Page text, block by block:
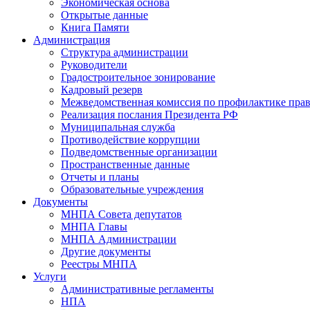
Экономическая основа
Открытые данные
Книга Памяти
Администрация
Структура администрации
Руководители
Градостроительное зонирование
Кадровый резерв
Межведомственная комиссия по профилактике
Реализация послания Президента РФ
Муниципальная служба
Противодействие коррупции
Подведомственные организации
Пространственные данные
Отчеты и планы
Образовательные учреждения
Документы
МНПА Совета депутатов
МНПА Главы
МНПА Администрации
Другие документы
Реестры МНПА
Услуги
Административные регламенты
НПА